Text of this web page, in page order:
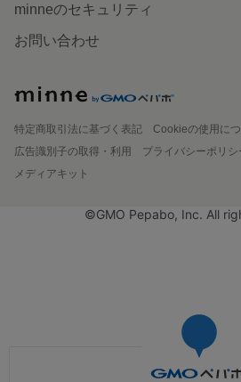
minneのセキュリティ
お問い合わせ
特定商取引法に基づく表記
Cookieの使用に
広告識別子の取得・利用
プライバシーポリシ
メディアキット
©GMO Pepabo, Inc. All